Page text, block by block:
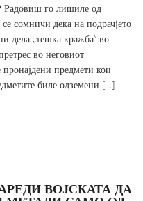
го лишиле од
сомничи дека на подрачјето
дела „тешка кражба“ во
во неговиот
предмети кои
биле одземени […]
ВОЈСКАТА ДА